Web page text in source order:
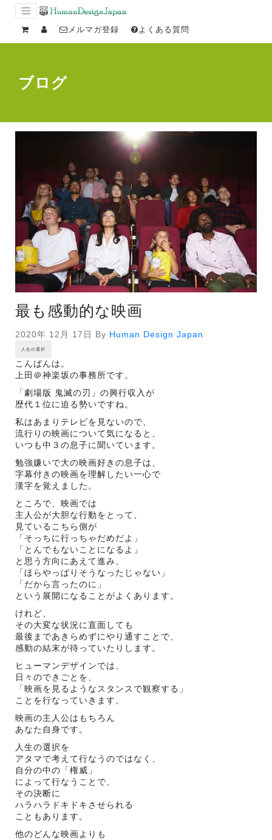
メルマガ登録 よくある質問
ブログ
最も感動的な映画
2020年 12月 17日 By Human Design Japan
人生の選択
こんばんは。
上田＠神楽坂の事務所です。
「劇場版 鬼滅の刃」の興行収入が
歴代１位に迫る勢いですね。
私はあまりテレビを見ないので、
流行りの映画について気になると、
いつも中３の息子に聞いています。
勉強嫌いで大の映画好きの息子は、
字幕付きの映画を理解したい一心で
漢字を覚えました。
ところで、映画では
主人公が大胆な行動をとって、
見ているこちら側が
「そっちに行っちゃだめだよ」
「とんでもないことになるよ」
と思う方向にあえて進み、
「ほらやっぱりそうなったじゃない」
「だから言ったのに」
という展開になることがよくあります。
けれど、
その大変な状況に直面しても
最後まであきらめずにやり通すことで、
感動の結末が待っていたりします。
ヒューマンデザインでは、
日々のできごとを、
「映画を見るようなスタンスで観察する」
ことを行なっていきます。
映画の主人公はもちろん
あなた自身です。
人生の選択を
アタマで考えて行なうのではなく、
自分の中の「権威」
によって行なうことで、
その決断に
ハラハラドキドキさせられる
こともあります。
他のどんな映画よりも